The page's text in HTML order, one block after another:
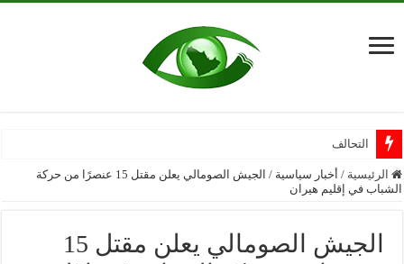
التحالف: تدمير م
الرئيسية / أخبار سياسية /
الجيش الصومالي يعلن مقتل 15 عنصرًا من حركة
الشباب في إقليم هيران
الجيش الصومالي يعلن مقتل 15